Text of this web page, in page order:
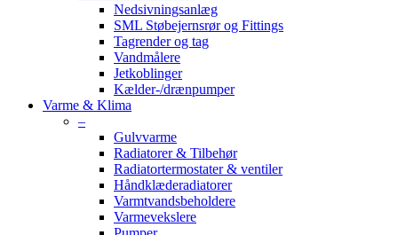
Nedsivningsanlæg
SML Støbejernsrør og Fittings
Tagrender og tag
Vandmålere
Jetkoblinger
Kælder-/drænpumper
Varme & Klima
–
Gulvvarme
Radiatorer & Tilbehør
Radiatortermostater & ventiler
Håndklæderadiatorer
Varmtvandsbeholdere
Varmevekslere